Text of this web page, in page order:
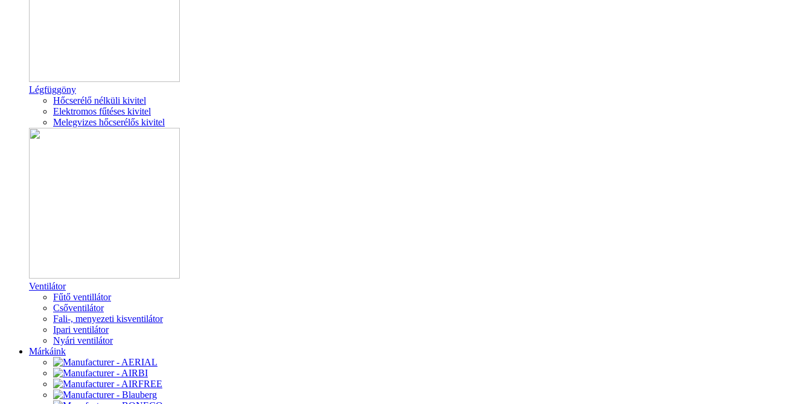
Légfüggöny
Hőcserélő nélküli kivitel
Elektromos fűtéses kivitel
Melegvizes hőcserélős kivitel
Ventilátor
Fűtő ventillátor
Csőventilátor
Fali-, menyezeti kisventilátor
Ipari ventilátor
Nyári ventilátor
Márkáink